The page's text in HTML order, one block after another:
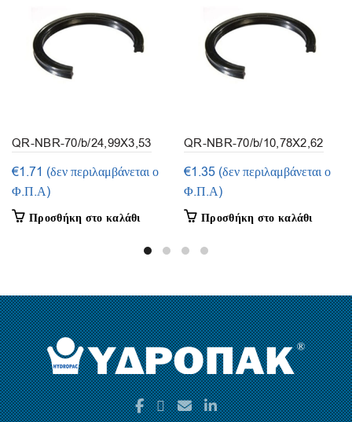
QR-NBR-70/b/24,99X3,53
(συσκευασία 5τμ.)
€1.71 (δεν περιλαμβάνεται ο
Φ.Π.Α)
Προσθήκη στο καλάθι
QR-NBR-70/b/10,78X2,62
(συσκευασία 10τμ.)
€1.35 (δεν περιλαμβάνεται ο
Φ.Π.Α)
Προσθήκη στο καλάθι